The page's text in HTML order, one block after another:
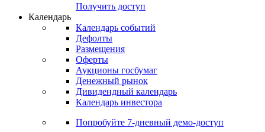
Получить доступ
Календарь
Календарь событий
Дефолты
Размещения
Оферты
Аукционы госбумаг
Денежный рынок
Дивидендный календарь
Календарь инвестора
Попробуйте 7-дневный демо-доступ